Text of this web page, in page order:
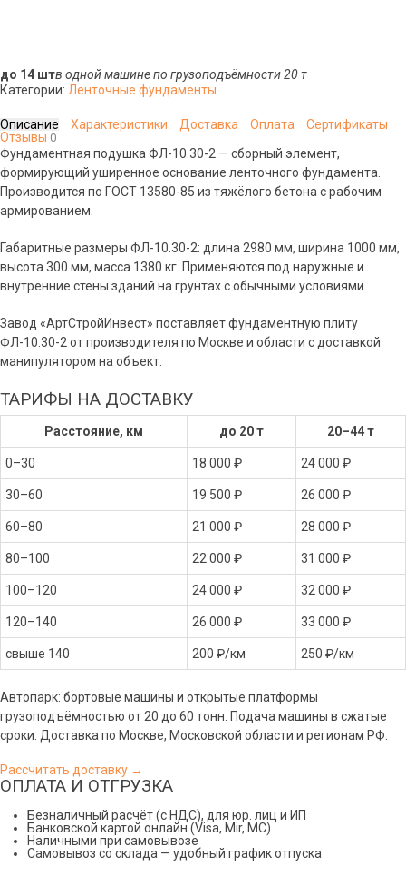
до 14 штв одной машине по грузоподъёмности 20 т
Категории: Ленточные фундаменты
Описание Характеристики Доставка Оплата
Сертификаты
Отзывы 0
Фундаментная подушка ФЛ-10.30-2 — сборный элемент,
формирующий уширенное основание ленточного фундамента.
Производится по ГОСТ 13580-85 из тяжёлого бетона с рабочим
армированием.
Габаритные размеры ФЛ-10.30-2: длина 2980 мм, ширина 1000 мм,
высота 300 мм, масса 1380 кг. Применяются под наружные и
внутренние стены зданий на грунтах с обычными условиями.
Завод «АртСтройИнвест» поставляет фундаментную плиту
ФЛ-10.30-2 от производителя по Москве и области с доставкой
манипулятором на объект.
ТАРИФЫ НА ДОСТАВКУ
Расстояние, км до 20 т 20–44 т
0–30 18 000 ₽ 24 000 ₽
30–60 19 500 ₽ 26 000 ₽
60–80 21 000 ₽ 28 000 ₽
80–100 22 000 ₽ 31 000 ₽
100–120 24 000 ₽ 32 000 ₽
120–140 26 000 ₽ 33 000 ₽
свыше 140 200 ₽/км 250 ₽/км
Автопарк: бортовые машины и открытые платформы
грузоподъёмностью от 20 до 60 тонн. Подача машины в сжатые
сроки. Доставка по Москве, Московской области и регионам РФ.
Рассчитать доставку →
ОПЛАТА И ОТГРУЗКА
Безналичный расчёт (с НДС), для юр. лиц и ИП
Банковской картой онлайн (Visa, Mir, МС)
Наличными при самовывозе
Самовывоз со склада — удобный график отпуска